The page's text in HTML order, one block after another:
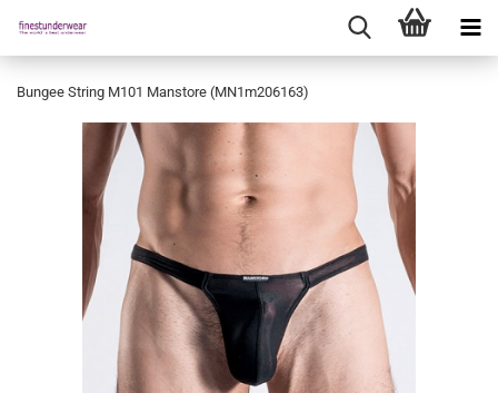
Bungee String M101 Manstore (MN1m206163)